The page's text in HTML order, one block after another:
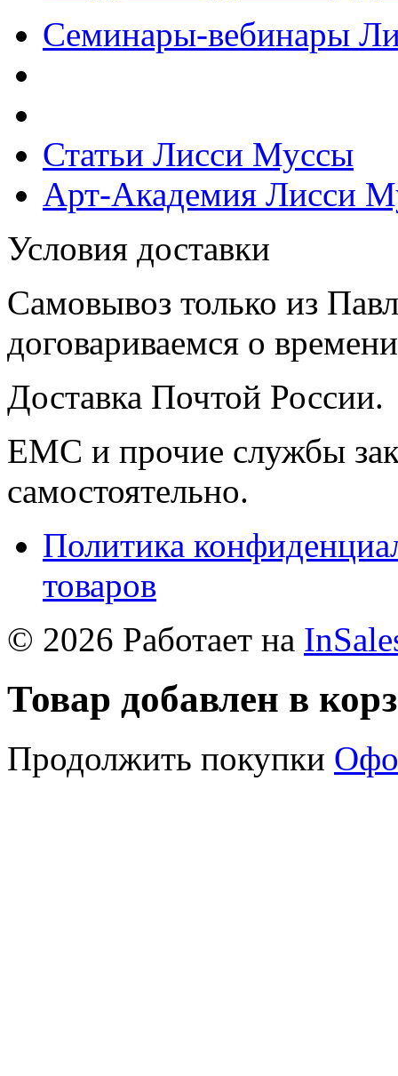
Семинары-вебинары
Статьи Лисси Муссы
Арт-Академия Лисси
Условия доставки
Самовывоз только из
договариваемся о
Доставка Почтой России.
ЕМС и прочие службы
самостоятельно.
Политика
товаров
© 2026 Работает на
Товар добавлен в
Продолжить покупки